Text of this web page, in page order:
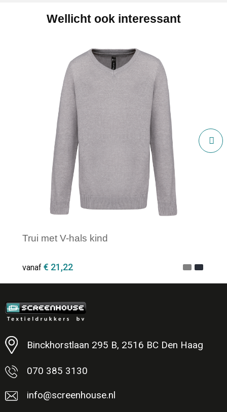
Wellicht ook interessant
Trui met V-hals kind
vanaf € 21,22
Minimale afname: 1
Binckhorstlaan 295 B, 2516 BC Den Haag
070 385 3130
info@screenhouse.nl